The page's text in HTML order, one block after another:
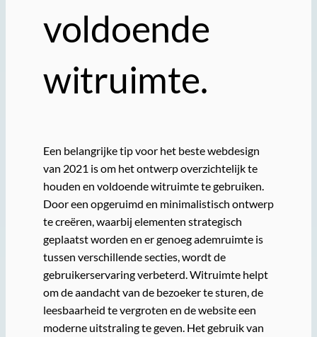
voldoende
witruimte.
Een belangrijke tip voor het beste webdesign
van 2021 is om het ontwerp overzichtelijk te
houden en voldoende witruimte te gebruiken.
Door een opgeruimd en minimalistisch ontwerp
te creëren, waarbij elementen strategisch
geplaatst worden en er genoeg ademruimte is
tussen verschillende secties, wordt de
gebruikerservaring verbeterd. Witruimte helpt
om de aandacht van de bezoeker te sturen, de
leesbaarheid te vergroten en de website een
moderne uitstraling te geven. Het gebruik van